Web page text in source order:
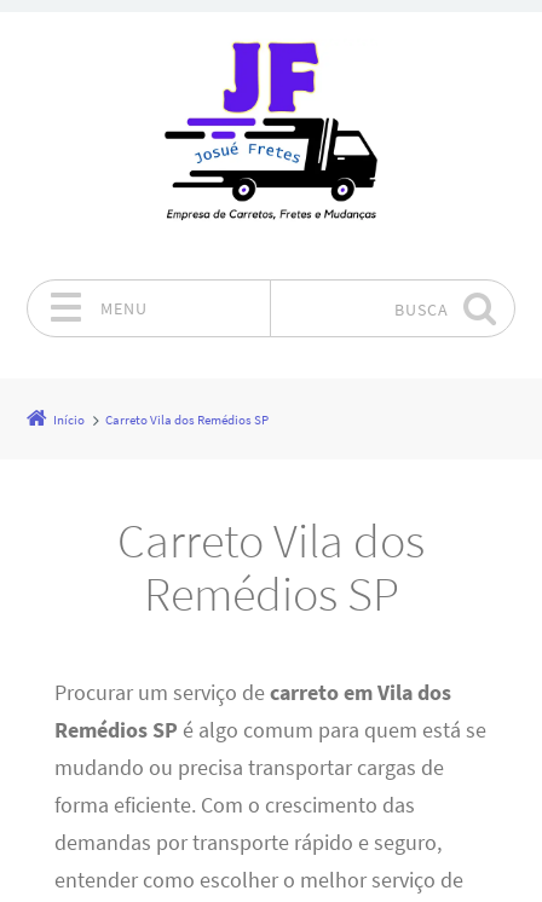
MENU BUSCA
Início Carreto Vila dos Remédios SP
Carreto Vila dos
Remédios SP
Procurar um serviço decarreto em Vila dos
Remédios SP é algo comum para quem está se
mudando ou precisa transportar cargas de
forma eficiente. Com o crescimento das
demandas por transporte rápido e seguro,
entender como escolher o melhor serviço de